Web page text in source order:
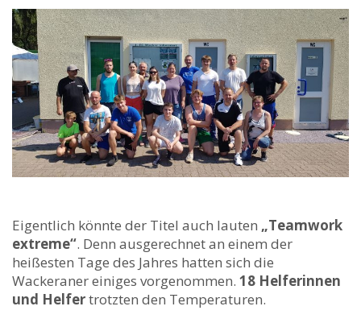
Eigentlich könnte der Titel auch lauten „Teamwork
extreme“. Denn ausgerechnet an einem der
heißesten Tage des Jahres hatten sich die
Wackeraner einiges vorgenommen. 18 Helferinnen
und Helfertrotzten den Temperaturen.